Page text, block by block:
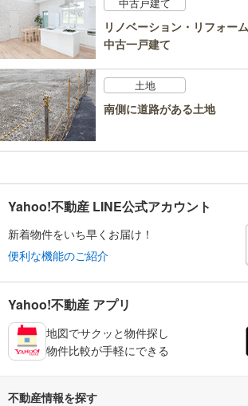
リノベーション・リフォー
中古一戸建て
土地
南側に道路がある土地
Yahoo!不動産 LINE公式アカウント
新着物件をいち早くお届け！
便利な機能のご紹介
Yahoo!不動産 アプリ
地図でサクッと物件探し
物件比較が手軽にできる
不動産情報を探す